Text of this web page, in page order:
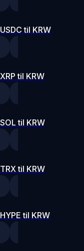
USDC til KRW
XRP til KRW
SOL til KRW
TRX til KRW
HYPE til KRW